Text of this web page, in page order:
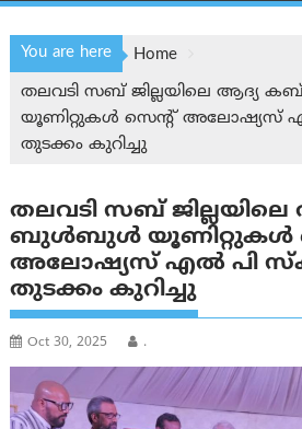
You are here
Home
തലവടി സബ് ജില്ലയിലെ
യൂണിറ്റുകൾ സെൻ്റ് അലോഷ്യസ്
തുടക്കം കുറിച്ചു
തലവടി സബ്
ബുൾബുൾ യൂണിറ്റുകൾ
അലോഷ്യസ് എൽ പി
തുടക്കം കുറിച്ചു
Oct 30, 2025 .